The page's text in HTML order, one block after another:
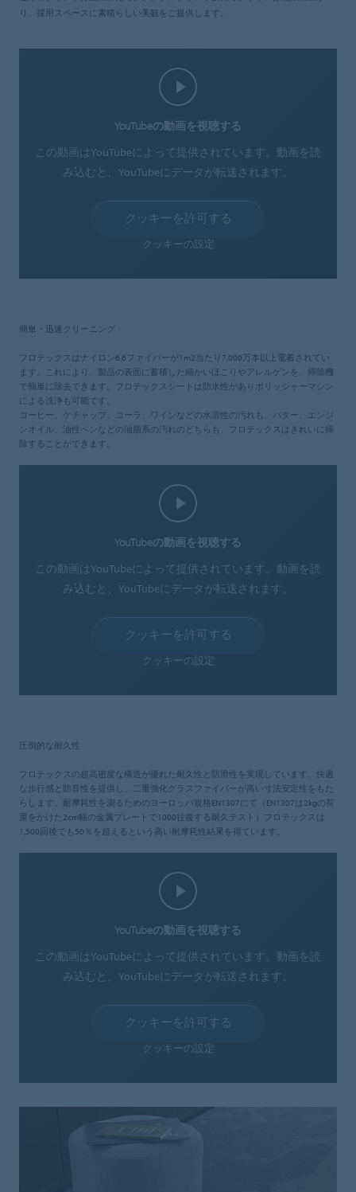
り、採用スペースに素晴らしい美観をご提供します。
YouTubeの動画を視聴する
この動画はYouTubeによって提供されています。動画を読
み込むと、YouTubeにデータが転送されます。
クッキーを許可する
クッキーの設定
簡単・迅速クリーニング
フロテックスはナイロン6.6ファイバーが1m2当たり7,000万本以上電着されてい
ます。これにより、製品の表面に蓄積した細かいほこりやアレルゲンを、掃除機
で簡単に除去できます。フロテックスシートは防水性がありポリッシャーマシン
による洗浄も可能です。
コーヒー、ケチャップ、コーラ、ワインなどの水溶性の汚れも、バター、エンジ
ンオイル、油性ペンなどの油脂系の汚れのどちらも、フロテックスはきれいに掃
除することができます。
YouTubeの動画を視聴する
この動画はYouTubeによって提供されています。動画を読
み込むと、YouTubeにデータが転送されます。
クッキーを許可する
クッキーの設定
圧倒的な耐久性
フロテックスの超高密度な構造が優れた耐久性と防滑性を実現しています。快適
な歩行感と防音性を提供し、二重強化グラスファイバーが高い寸法安定性をもた
らします。耐摩耗性を測るためのヨーロッパ規格EN1307にて（EN1307は2kgの荷
重をかけた2cm幅の金属プレートで1000往復する耐久テスト）フロテックスは
1,500回後でも50％を超えるという高い耐摩耗性結果を得ています。
YouTubeの動画を視聴する
この動画はYouTubeによって提供されています。動画を読
み込むと、YouTubeにデータが転送されます。
クッキーを許可する
クッキーの設定